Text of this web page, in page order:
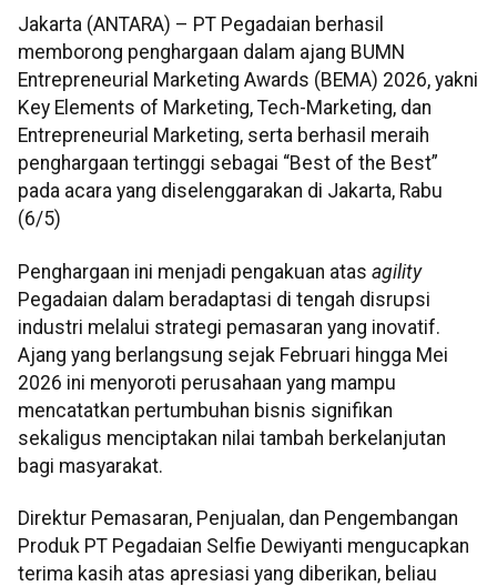
Jakarta (ANTARA) – PT Pegadaian berhasil
memborong penghargaan dalam ajang BUMN
Entrepreneurial Marketing Awards (BEMA) 2026, yakni
Key Elements of Marketing, Tech-Marketing, dan
Entrepreneurial Marketing, serta berhasil meraih
penghargaan tertinggi sebagai “Best of the Best”
pada acara yang diselenggarakan di Jakarta, Rabu
(6/5)
Penghargaan ini menjadi pengakuan atas agility
Pegadaian dalam beradaptasi di tengah disrupsi
industri melalui strategi pemasaran yang inovatif.
Ajang yang berlangsung sejak Februari hingga Mei
2026 ini menyoroti perusahaan yang mampu
mencatatkan pertumbuhan bisnis signifikan
sekaligus menciptakan nilai tambah berkelanjutan
bagi masyarakat.
Direktur Pemasaran, Penjualan, dan Pengembangan
Produk PT Pegadaian Selfie Dewiyanti mengucapkan
terima kasih atas apresiasi yang diberikan, beliau